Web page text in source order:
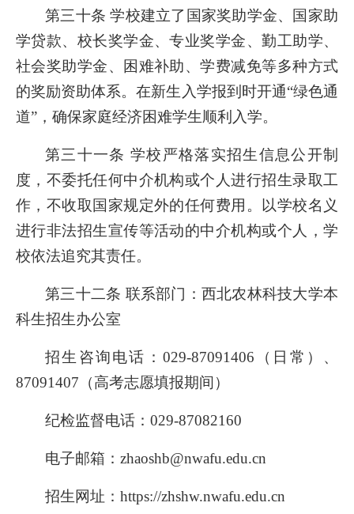
第三十条 学校建立了国家奖助学金、国家助
学贷款、校长奖学金、专业奖学金、勤工助学、
社会奖助学金、困难补助、学费减免等多种方式
的奖励资助体系。在新生入学报到时开通“绿色通
道”，确保家庭经济困难学生顺利入学。
第三十一条 学校严格落实招生信息公开制
度，不委托任何中介机构或个人进行招生录取工
作，不收取国家规定外的任何费用。以学校名义
进行非法招生宣传等活动的中介机构或个人，学
校依法追究其责任。
第三十二条 联系部门：西北农林科技大学本
科生招生办公室
招生咨询电话：029-87091406（日常）、
87091407（高考志愿填报期间）
纪检监督电话：029-87082160
电子邮箱：zhaoshb@nwafu.edu.cn
招生网址：https://zhshw.nwafu.edu.cn